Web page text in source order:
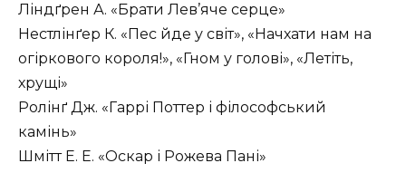
Ліндґрен А. «Брати Лев’яче серце»
Нестлінґер К. «Пес йде у світ», «Начхати нам на
огіркового короля!», «Гном у голові», «Летіть,
хрущі»
Ролінґ Дж. «Гаррі Поттер і філософський
камінь»
Шмітт Е. Е. «Оскар і Рожева Пані»